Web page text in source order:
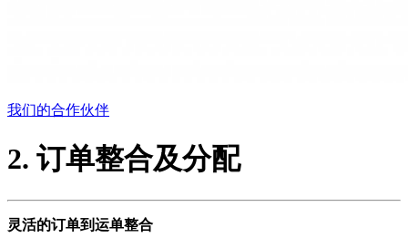
我们的合作伙伴
2. 订单整合及分配
灵活的订单到运单整合